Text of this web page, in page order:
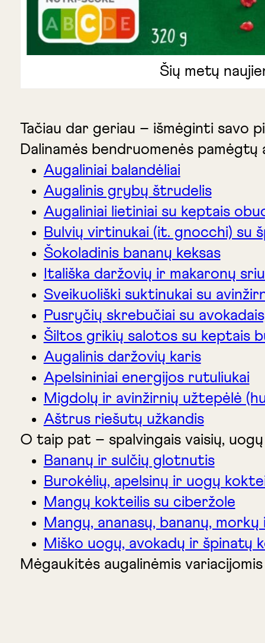
Šių metų
Tačiau dar geriau – išmėginti savo
Dalinamės bendruomenės
Augaliniai balandėliai
Augalinis grybų štrudelis
Augaliniai lietiniai su keptais
Bulvių virtinukai (it. gnocchi) su
Šokoladinis bananų keksas
Itališka daržovių ir makaronų
Sveikuoliški suktinukai su
Pusryčių skrebučiai su
Šiltos grikių salotos su keptais
Augalinis daržovių karis
Apelsininiai energijos rutuliukai
Migdolų ir avinžirnių užtepėlė
Aštrus riešutų užkandis
O taip pat – spalvingais vaisių,
Bananų ir sulčių glotnutis
Burokėlių, apelsinų ir uogų
Mangų kokteilis su ciberžole
Mangų, ananasų, bananų,
Miško uogų, avokadų ir špinatų
Mėgaukitės augalinėmis